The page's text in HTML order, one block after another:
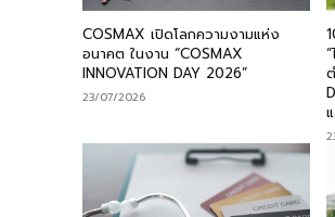
COSMAX เปิดโลกความงามแห่ง
อนาคต ในงาน “COSMAX
INNOVATION DAY 2026”
23/07/2026